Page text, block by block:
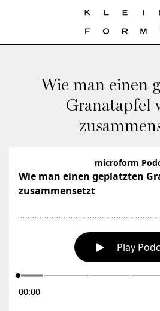
Wie man einen
Granatapfel